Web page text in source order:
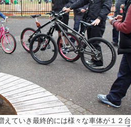
ていき最終的には様々な車体が１２